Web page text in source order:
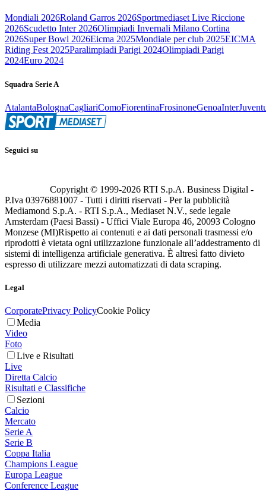
Mondiali 2026Roland Garros 2026Sportmediaset Live Riccione
2026Scudetto Inter 2026Olimpiadi Invernali Milano Cortina
2026Super Bowl 2026Eicma 2025Mondiale per club 2025EICMA
Riding Fest 2025Paralimpiadi Parigi 2024Olimpiadi Parigi
2024Euro 2024
Squadra Serie A
AtalantaBolognaCagliariComoFiorentinaFrosinoneGenoaInter
Seguici su
Copyright © 1999-2026 RTI S.p.A. Business Digital -
P.Iva 03976881007 - Tutti i diritti riservati - Per la pubblicità
Mediamond S.p.A. - RTI S.p.A., Mediaset N.V., sede legale
Amsterdam (Paesi Bassi) - Uffici Viale Europa 46, 20093 Cologno
Monzese (MI)Rispetto ai contenuti e ai dati personali trasmessi e/o
riprodotti è vietata ogni utilizzazione funzionale all’addestramento di
sistemi di intelligenza artificiale generativa. È altresì fatto divieto
espresso di utilizzare mezzi automatizzati di data scraping.
Legal
CorporatePrivacy PolicyCookie Policy
Media
Video
Foto
Live e Risultati
Live
Diretta Calcio
Risultati e Classifiche
Sezioni
Calcio
Mercato
Serie A
Serie B
Coppa Italia
Champions League
Europa League
Conference League